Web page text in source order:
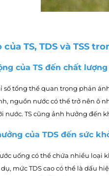
của TS, TDS và TSS
của TS đến chất
số tổng thể quan trọng phản
nguồn nước có thể trở nên ô
nước. TS cũng ảnh hưởng đến
của TDS đến sức
uống có thể chứa nhiều loại
mức TDS cao có thể là dấu